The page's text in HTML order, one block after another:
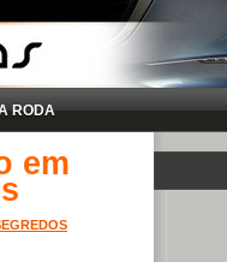
RODA
em